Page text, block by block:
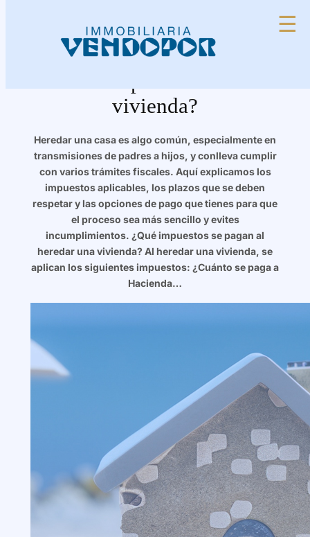
al
contenido
☰
¿Cuánto hay que pagar a
vivienda?
Heredar una casa es algo común, especialmente en
transmisiones de padres a hijos, y conlleva cumplir
con varios trámites fiscales. Aquí explicamos los
impuestos aplicables, los plazos que se deben
respetar y las opciones de pago que tienes para que
el proceso sea más sencillo y evites
incumplimientos. ¿Qué impuestos se pagan al
heredar una vivienda? Al heredar una vivienda, se
aplican los siguientes impuestos: ¿Cuánto se paga a
Hacienda…